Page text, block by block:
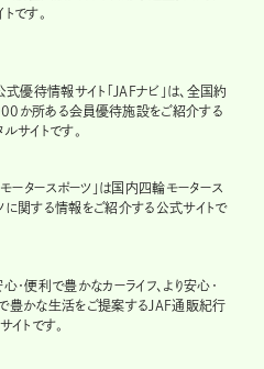
です。
式優待情報サイト「JAFナビ」は、全国約
か所ある会員優待施設をご紹介する
ルサイトです。
モータースポーツ」は国内四輪モータース
に関する情報をご紹介する公式サイトで
心・便利で豊かなカーライフ、より安心・
豊かな生活をご提案するJAF通販紀行
イトです。